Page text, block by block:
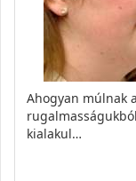
Ahogyan múlnak
kialakul…